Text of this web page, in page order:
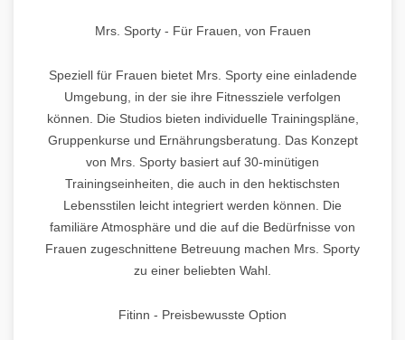
Mrs. Sporty - Für Frauen, von Frauen
Speziell für Frauen bietet Mrs. Sporty eine einladende
Umgebung, in der sie ihre Fitnessziele verfolgen
können. Die Studios bieten individuelle Trainingspläne,
Gruppenkurse und Ernährungsberatung. Das Konzept
von Mrs. Sporty basiert auf 30-minütigen
Trainingseinheiten, die auch in den hektischsten
Lebensstilen leicht integriert werden können. Die
familiäre Atmosphäre und die auf die Bedürfnisse von
Frauen zugeschnittene Betreuung machen Mrs. Sporty
zu einer beliebten Wahl.
Fitinn - Preisbewusste Option